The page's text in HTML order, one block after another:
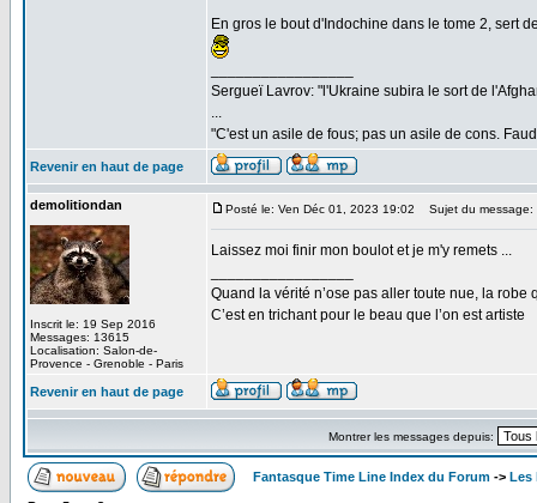
En gros le bout d'Indochine dans le tome 2, sert
Sergueï Lavrov: "l'Ukraine subira le sort de
...
"C'est un asile de fous; pas un asile de cons.
Revenir en haut de page
demolitiondan
Inscrit le: 19 Sep 2016
Messages: 13615
Localisation: Salon-de-
Provence - Grenoble - Paris
Posté le: Ven Déc 01, 2023 19:02 Sujet du message:
Laissez moi finir mon boulot et je m'y remets ...
Quand la vérité n’ose pas aller toute nue, la robe
C’est en trichant pour le beau que l’on est artiste
Revenir en haut de page
Montrer les messages depuis:
Fantasque Time Line Index du Forum -> Les